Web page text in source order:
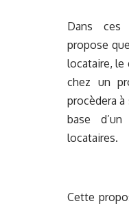
Dans ces
propose
locataire, le
chez un
procèdera
base
locataires.
Cette